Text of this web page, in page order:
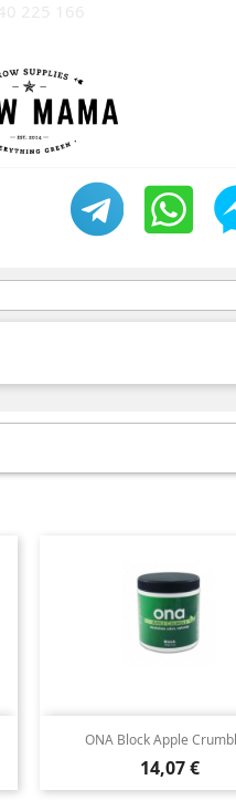
ONA Block Apple
Cena
14,07 €